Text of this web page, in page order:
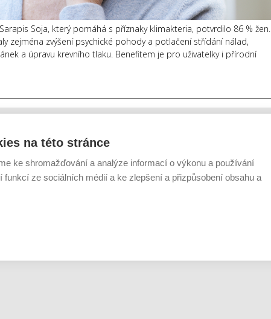
Soja, který pomáhá s příznaky klimakteria, potvrdilo 86 % žen.
zejména zvýšení psychické pohody a potlačení střídání nálad,
a úpravu krevního tlaku. Benefitem je pro uživatelky i přírodní
na této stránce
ke shromažďování a analýze informací o výkonu a používání
funkcí ze sociálních médií a ke zlepšení a přizpůsobení obsahu a